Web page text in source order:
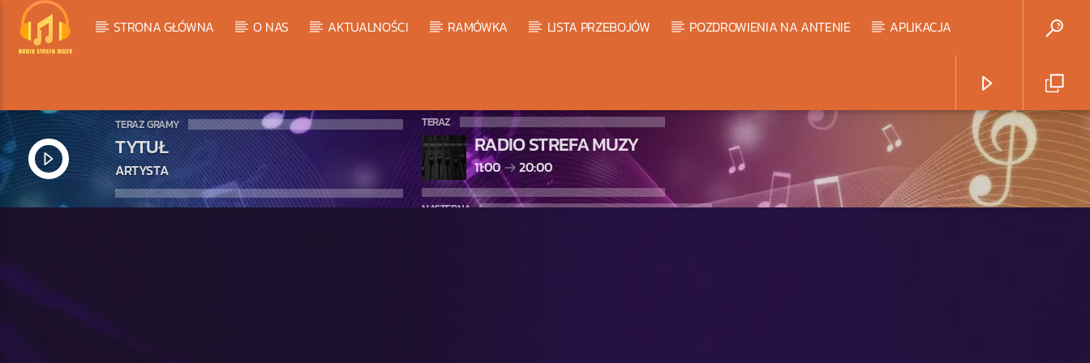
STRONA GŁÓWNA O NAS AKTUALNOŚCI RAMÓWKA LISTA PRZEBOJÓW POZDROWIENIA NA ANTENIE APLIKACJA
TERAZ GRAMY
TYTUŁ
ARTYSTA
TERAZ
RADIO STREFA MUZY
11:00 20:00
NASTĘPNA